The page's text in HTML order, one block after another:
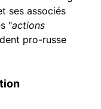
ses associés
"actions
pro-russe